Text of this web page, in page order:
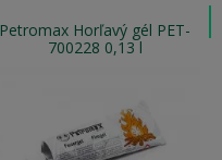
Petromax Horľavý gél PET-
700228 0,13 l